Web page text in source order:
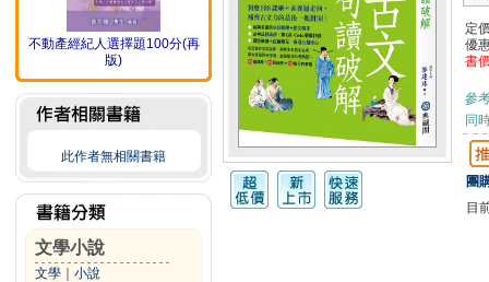
不動產經紀人選擇題100分(再
版)
此作者無相關書籍
文學小說
文學 小說
定
優
書
參
同
團
目